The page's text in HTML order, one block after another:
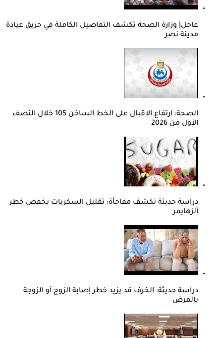
عاجل| وزارة الصحة تكشف التفاصيل الكاملة في حريق عيادة
مدينة نصر
الصحة: ارتفاع الإقبال على الخط الساخن 105 خلال النصف
الأول من 2026
دراسة حديثة تكشف مفاجأة: تقليل السكريات يخفض خطر
ألزهايمر
دراسة حديثة: الخرف قد يزيد خطر إصابة الزوج أو الزوجة
بالمرض